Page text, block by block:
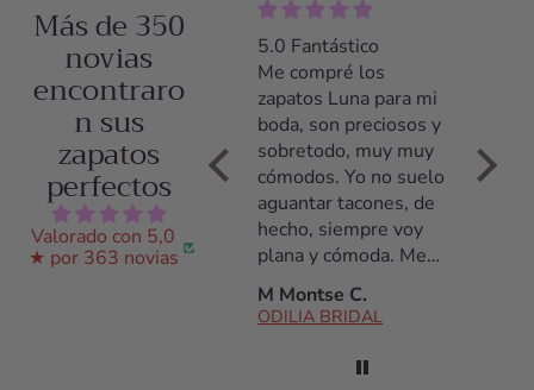
Más de 350
novias
encontraro
n sus
zapatos
perfectos
Valorado con 5,0
★ por 363 novias
5.0 Zapatos preciosos
y comodísimos
Llevé los zapatos el
día entero y estuve
cómoda desde el
primer momento
hasta el último. Los
había llevado
solamente durante
5.0 Fantástico
Me compré los
zapatos Luna para mi
boda, son preciosos y
sobretodo, muy muy
cómodos. Yo no suelo
aguantar tacones, de
hecho, siempre voy
plana y cómoda. Me
daba miedo no
aguantarlos pero son
aguanté todo el día!
M Montse C.
ODILIA BRIDAL
poco